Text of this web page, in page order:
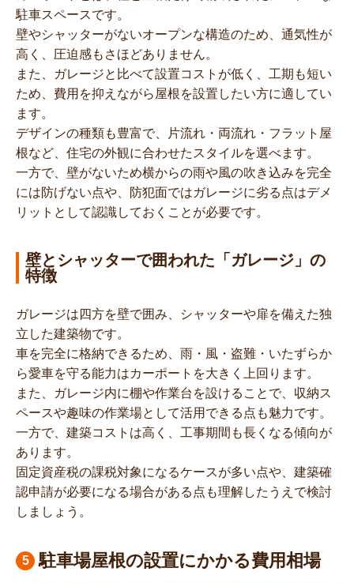
駐車スペースです。
壁やシャッターがないオープンな構造のため、通気性が
高く、圧迫感もさほどありません。
また、ガレージと比べて設置コストが低く、工期も短い
ため、費用を抑えながら屋根を設置したい方に適してい
ます。
デザインの種類も豊富で、片流れ・両流れ・フラット屋
根など、住宅の外観に合わせたスタイルを選べます。
一方で、壁がないため横からの雨や風の吹き込みを完全
には防げない点や、防犯面ではガレージに劣る点はデメ
リットとして認識しておくことが必要です。
壁とシャッターで囲われた「ガレージ」の
特徴
ガレージは四方を壁で囲み、シャッターや扉を備えた独
立した建築物です。
車を完全に格納できるため、雨・風・盗難・いたずらか
ら愛車を守る能力はカーポートを大きく上回ります。
また、ガレージ内に棚や作業台を設けることで、収納ス
ペースや趣味の作業場として活用できる点も魅力です。
一方で、建築コストは高く、工事期間も長くなる傾向が
あります。
固定資産税の課税対象になるケースが多い点や、建築確
認申請が必要になる場合がある点も理解したうえで検討
しましょう。
駐車場屋根の設置にかかる費用相場